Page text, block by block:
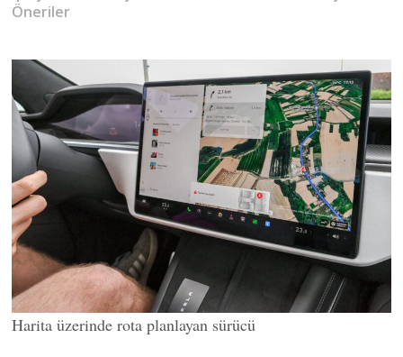
Öneriler
Harita üzerinde rota planlayan sürücü